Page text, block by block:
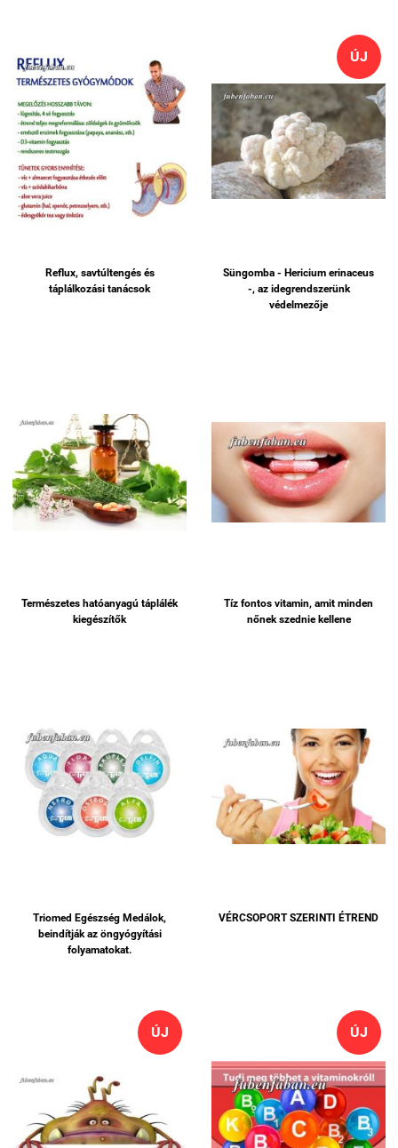
Reflux, savtúltengés és
táplálkozási tanácsok
ÚJ
Süngomba - Hericium erinaceus
-, az idegrendszerünk
védelmezője
Természetes hatóanyagú táplálék
kiegészítők
Tíz fontos vitamin, amit minden
nőnek szednie kellene
Triomed Egészség Medálok,
beindítják az öngyógyítási
folyamatokat.
VÉRCSOPORT SZERINTI ÉTREND
ÚJ ÚJ